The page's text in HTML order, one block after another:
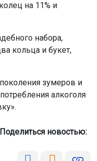
на 11% и
набора,
кольца и букет,
зумеров и
алкоголя
Поделиться новостью: